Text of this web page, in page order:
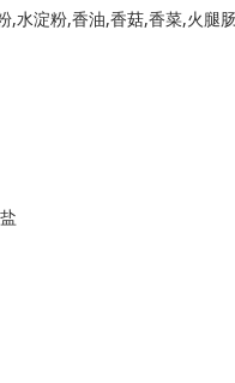
,水淀粉,香油,香菇,香菜,火腿